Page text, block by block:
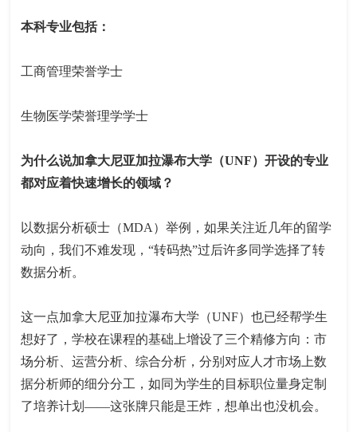
本科专业包括：
工商管理荣誉学士
生物医学荣誉理学学士
为什么说加拿大尼亚加拉瀑布大学（UNF）开设的专业
都对应着快速增长的领域？
以数据分析硕士（MDA）举例，如果关注近几年的留学
动向，我们不难发现，“转码热”过后许多同学选择了转
数据分析。
这一点加拿大尼亚加拉瀑布大学（UNF）也已经帮学生
想好了，学校在课程的基础上增设了三个精修方向：市
场分析、运营分析、综合分析，分别对应人才市场上数
据分析师的细分分工，如同为学生的目标职位量身定制
了培养计划——这张牌只能是王炸，想单出也没机会。